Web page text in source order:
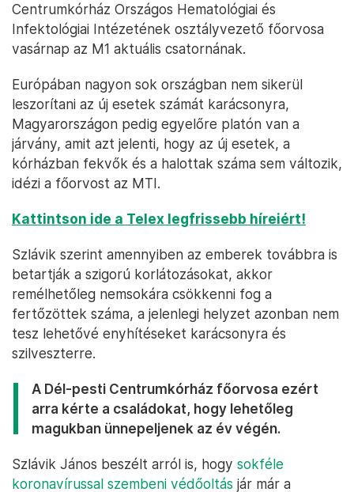
Centrumkórház Országos Hematológiai és
Infektológiai Intézetének osztályvezető főorvosa
vasárnap az M1 aktuális csatornának.
Európában nagyon sok országban nem sikerül
leszorítani az új esetek számát karácsonyra,
Magyarországon pedig egyelőre platón van a
járvány, amit azt jelenti, hogy az új esetek, a
kórházban fekvők és a halottak száma sem változik,
idézi a főorvost az MTI.
Kattintson ide a Telex legfrissebb híreiért!
Szlávik szerint amennyiben az emberek továbbra is
betartják a szigorú korlátozásokat, akkor
remélhetőleg nemsokára csökkenni fog a
fertőzöttek száma, a jelenlegi helyzet azonban nem
tesz lehetővé enyhítéseket karácsonyra és
szilveszterre.
A Dél-pesti Centrumkórház főorvosa ezért
arra kérte a családokat, hogy lehetőleg
magukban ünnepeljenek az év végén.
Szlávik János beszélt arról is, hogy sokféle
koronavírussal szembeni védőoltás jár már a